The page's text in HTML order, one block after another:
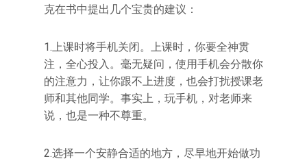
克在书中提出几个宝贵的建议：
1.上课时将手机关闭。上课时，你要全神贯
注，全心投入。毫无疑问，使用手机会分散你
的注意力，让你跟不上进度，也会打扰授课老
师和其他同学。事实上，玩手机，对老师来
说，也是一种不尊重。
2.选择一个安静合适的地方，尽早地开始做功